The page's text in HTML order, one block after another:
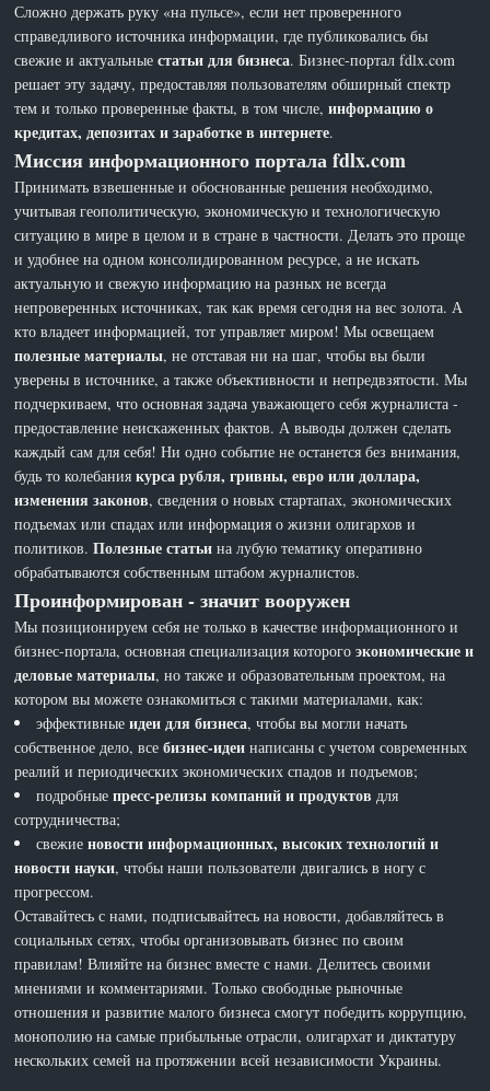
Сложно держать руку «на пульсе», если нет проверенного
справедливого источника информации, где публиковались бы
свежие и актуальныестатьи для бизнеса. Бизнес-портал fdlx.com
решает эту задачу, предоставляя пользователям обширный спектр
тем и только проверенные факты, в том числе,информацию о
кредитах, депозитах и заработке в интернете.
Миссия информационного портала fdlx.com
Принимать взвешенные и обоснованные решения необходимо,
учитывая геополитическую, экономическую и технологическую
ситуацию в мире в целом и в стране в частности. Делать это проще
и удобнее на одном консолидированном ресурсе, а не искать
актуальную и свежую информацию на разных не всегда
непроверенных источниках, так как время сегодня на вес золота. А
кто владеет информацией, тот управляет миром! Мы освещаем
полезные материалы, не отставая ни на шаг, чтобы вы были
уверены в источнике, а также объективности и непредвзятости. Мы
подчеркиваем, что основная задача уважающего себя журналиста -
предоставление неискаженных фактов. А выводы должен сделать
каждый сам для себя! Ни одно событие не останется без внимания,
будь то колебаниякурса рубля, гривны, евро или доллара,
изменения законов, сведения о новых стартапах, экономических
подъемах или спадах или информация о жизни олигархов и
политиков.Полезные статьи на лубую тематику оперативно
обрабатываются собственным штабом журналистов.
Проинформирован - значит вооружен
Мы позиционируем себя не только в качестве информационного и
бизнес-портала, основная специализация которогоэкономические и
деловые материалы, но также и образовательным проектом, на
котором вы можете ознакомиться с такими материалами, как:
эффективныеидеи для бизнеса, чтобы вы могли начать
собственное дело, всебизнес-идеи написаны с учетом современных
реалий и периодических экономических спадов и подъемов;
подробныепресс-релизы компаний и продуктов для
сотрудничества;
свежиеновости информационных, высоких технологий и
новости науки, чтобы наши пользователи двигались в ногу с
прогрессом.
Оставайтесь с нами, подписывайтесь на новости, добавляйтесь в
социальных сетях, чтобы организовывать бизнес по своим
правилам! Влияйте на бизнес вместе с нами. Делитесь своими
мнениями и комментариями. Только свободные рыночные
отношения и развитие малого бизнеса смогут победить коррупцию,
монополию на самые прибыльные отрасли, олигархат и диктатуру
нескольких семей на протяжении всей независимости Украины.